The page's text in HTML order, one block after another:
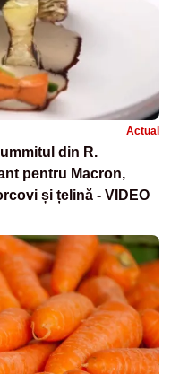
Actual
din R.
pentru Macron,
și țelină - VIDEO